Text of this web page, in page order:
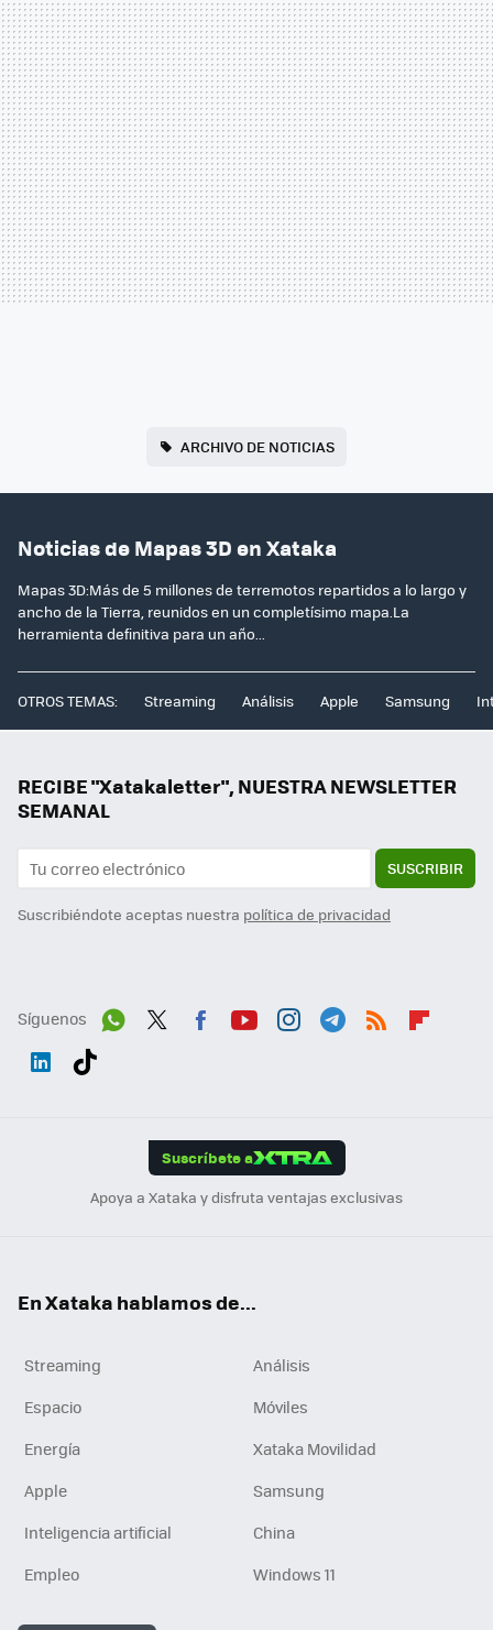
ARCHIVO DE NOTICIAS
Noticias de Mapas 3D en Xataka
Mapas 3D:Más de 5 millones de terremotos repartidos a lo largo y
ancho de la Tierra, reunidos en un completísimo mapa.La
herramienta definitiva para un año...
OTROS TEMAS: Streaming Análisis Apple Samsung
RECIBE "Xatakaletter", NUESTRA NEWSLETTER
SEMANAL
SUSCRIBIR
Suscribiéndote aceptas nuestra política de privacidad
Síguenos
Suscríbete a
Apoya a Xataka y disfruta ventajas exclusivas
En Xataka hablamos de...
Streaming
Análisis
Espacio
Móviles
Energía
Xataka Movilidad
Apple
Samsung
Inteligencia artificial
China
Empleo
Windows 11